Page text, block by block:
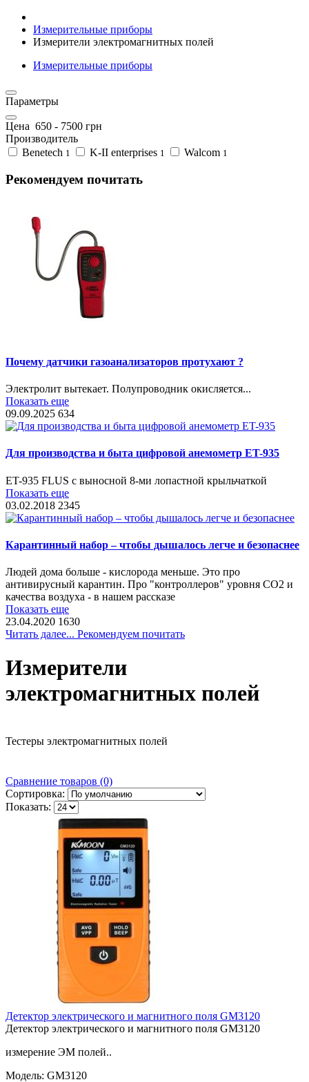
Измерительные приборы
Измерители электромагнитных полей
Измерительные приборы
Параметры
Цена 650 - 7500 грн
Производитель
Benetech 1 K-II enterprises 1 Walcom 1
Рекомендуем почитать
Почему датчики газоанализаторов протухают ?
Электролит вытекает. Полупроводник окисляется...
Показать еще
09.09.2025 634
Для производства и быта цифровой анемометр ET-935
ET-935 FLUS с выносной 8-ми лопастной крыльчаткой
Показать еще
03.02.2018 2345
Карантинный набор – чтобы дышалось легче и безопаснее
Людей дома больше - кислорода меньше. Это про
антивирусный карантин. Про "контроллеров" уровня CO2 и
качества воздуха - в нашем рассказе
Показать еще
23.04.2020 1630
Читать далее... Рекомендуем почитать
Измерители
электромагнитных полей
Тестеры электромагнитных полей
Сравнение товаров (0)
Сортировка:
Показать:
Детектор электрического и магнитного поля GM3120
Детектор электрического и магнитного поля GM3120
измерение ЭМ полей..
Модель: GM3120